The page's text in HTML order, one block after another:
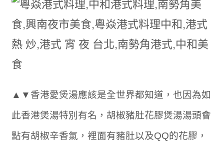
▲▼香港愛煲湯應該是全世界都知道，也因為如
此香港煲湯特別有名，胡椒豬肚花膠煲湯湯頭會
點有胡椒辛香氣，裡面有豬肚以及QQ的花膠，